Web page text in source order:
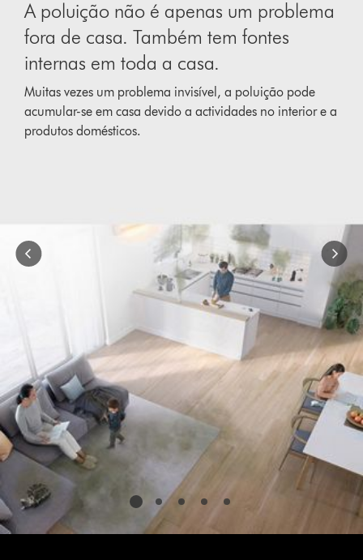
A poluição não é apenas um problema
fora de casa. Também tem fontes
internas em toda a casa.
Muitas vezes um problema invisível, a poluição pode
acumular-se em casa devido a actividades no interior e a
produtos domésticos.